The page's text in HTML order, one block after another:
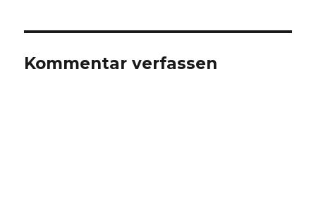
Kommentar verfassen